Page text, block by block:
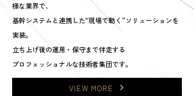
様な業界で、
基幹システムと連携した“現場で動く”ソリューションを
実装。
立ち上げ後の運用・保守まで伴走する
プロフェッショナルな技術者集団です。
VIEW MORE